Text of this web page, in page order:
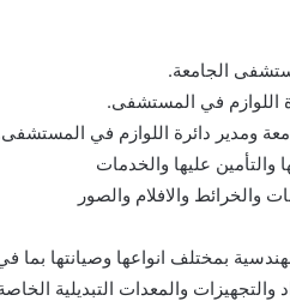
الجامعة.
اللوازم في المستشفى.
ومدير دائرة اللوازم في
والتأمين عليها والخدمات
والخرائط والافلام والصور
بمختلف انواعها وصيانتها بما
والتجهيزات والمعدات التبديلية